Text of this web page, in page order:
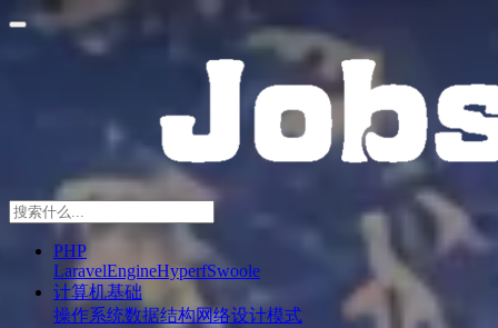
PHP
LaravelEngineHyperfSwoole
计算机基础
操作系统数据结构网络设计模式